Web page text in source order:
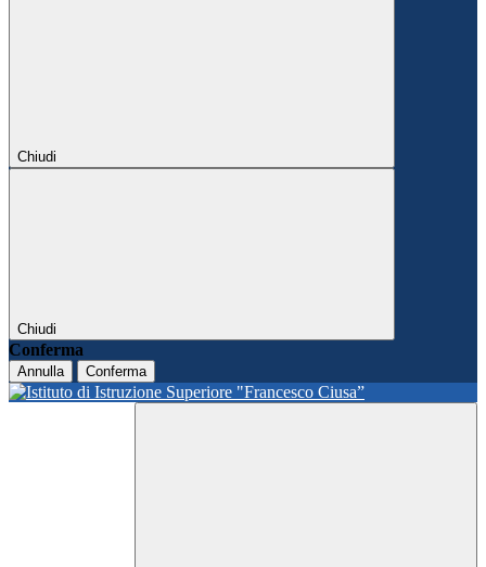
Chiudi
Chiudi
Conferma
Annulla Conferma